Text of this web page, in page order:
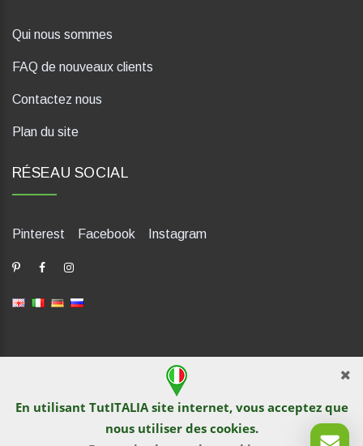
En utilisant TutITALIA site internet, vous acceptez que
nous utiliser des cookies.
Qui nous sommes
FAQ de nouveaux clients
Contactez nous
Plan du site
RÉSEAU SOCIAL
Pinterest Facebook Instagram
dP Motion Media. Via La Piana 430, 47835 Saludecio (RN), Italia.
Numero REA: RN410802. P.IVA: 04421580400. Tel +39 0541
1480041
© TutITALIA 2013-2026. L`impression et la copie de textes et de
documents graphiques sont interdites par les propriétaires de